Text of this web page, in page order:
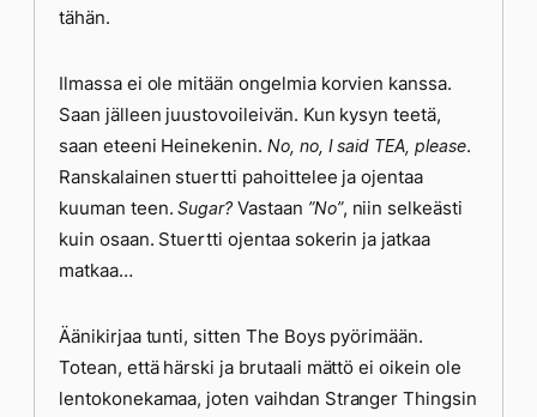
tähän.
Ilmassa ei ole mitään ongelmia korvien kanssa.
Saan jälleen juustovoileivän. Kun kysyn teetä,
saan eteeni Heinekenin. No, no, I said TEA, please.
Ranskalainen stuertti pahoittelee ja ojentaa
kuuman teen.Sugar? Vastaan ”No”, niin selkeästi
kuin osaan. Stuertti ojentaa sokerin ja jatkaa
matkaa…
Äänikirjaa tunti, sitten The Boys pyörimään.
Totean, että härski ja brutaali mättö ei oikein ole
lentokonekamaa, joten vaihdan Stranger Thingsin